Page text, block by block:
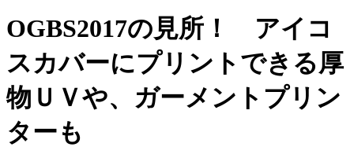
OGBS2017の見所！ アイコ
スカバーにプリントできる厚
物ＵＶや、ガーメントプリン
ターも